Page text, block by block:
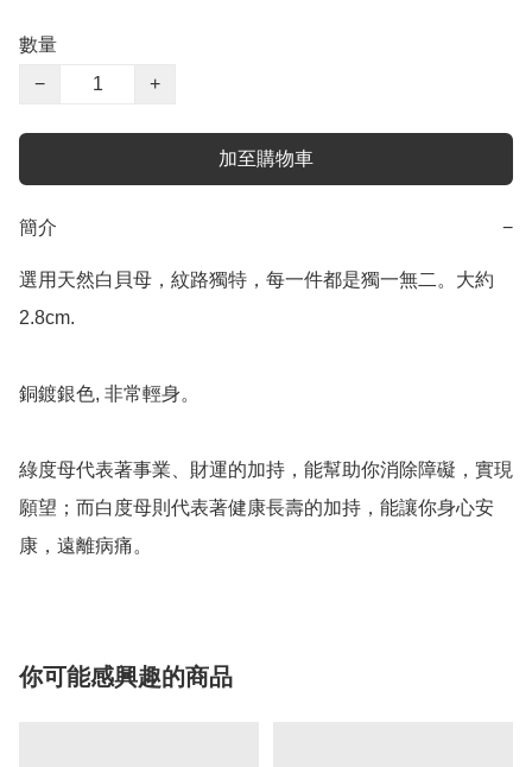
數量
−
+
加至購物車
簡介 −
選用天然白貝母，紋路獨特，每一件都是獨一無二。大約
2.8cm.
銅鍍銀色, 非常輕身。
綠度母代表著事業、財運的加持，能幫助你消除障礙，實現
願望；而白度母則代表著健康長壽的加持，能讓你身心安
康，遠離病痛。
你可能感興趣的商品